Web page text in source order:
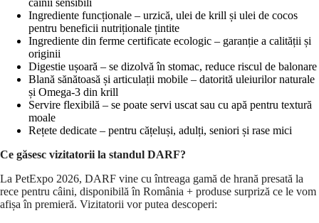
câinii sensibili
Ingrediente funcționale – urzică, ulei de krill și ulei de cocos
pentru beneficii nutriționale țintite
Ingrediente din ferme certificate ecologic – garanție a calității și
originii
Digestie ușoară – se dizolvă în stomac, reduce riscul de balonare
Blană sănătoasă și articulații mobile – datorită uleiurilor naturale
și Omega-3 din krill
Servire flexibilă – se poate servi uscat sau cu apă pentru textură
moale
Rețete dedicate – pentru cățeluși, adulți, seniori și rase mici
Ce găsesc vizitatorii la standul DARF?
La PetExpo 2026, DARF vine cu întreaga gamă de hrană presată la
rece pentru câini, disponibilă în România + produse surpriză ce le vom
afișa în premieră. Vizitatorii vor putea descoperi: